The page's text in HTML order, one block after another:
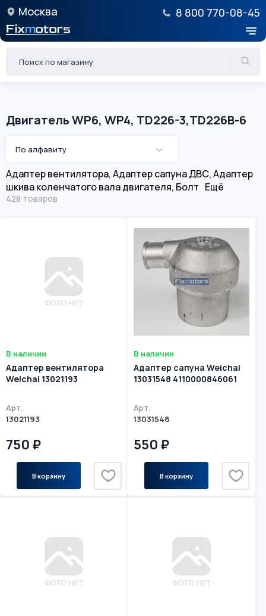
Москва 8 800 770-08-45
Двигатель WP6, WP4, TD226-3,TD226B-6
428 товаров
Адаптер вентилятора,Адаптер сапуна ДВС,Адаптер
шкива коленчатого вала двигателя, Болт Ещё
По алфавиту
В наличии
Адаптер вентилятора
Weichai 13021193
Арт.
13021193
750 ₽
В корзину
В наличии
Адаптер сапуна Weichai
13031548 4110000846061
Арт.
13031548
550 ₽
В корзину